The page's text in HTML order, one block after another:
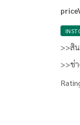
>>สิ
>>ช่